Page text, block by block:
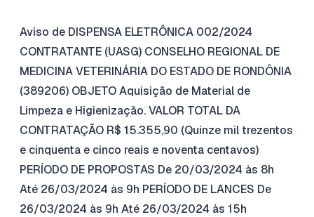
Aviso de DISPENSA ELETRÔNICA 002/2024
CONTRATANTE (UASG) CONSELHO REGIONAL DE
MEDICINA VETERINÁRIA DO ESTADO DE RONDÔNIA
(389206) OBJETO Aquisição de Material de
Limpeza e Higienização. VALOR TOTAL DA
CONTRATAÇÃO R$ 15.355,90 (Quinze mil trezentos
e cinquenta e cinco reais e noventa centavos)
PERÍODO DE PROPOSTAS De 20/03/2024 às 8h
Até 26/03/2024 às 9h PERÍODO DE LANCES De
26/03/2024 às 9h Até 26/03/2024 às 15h